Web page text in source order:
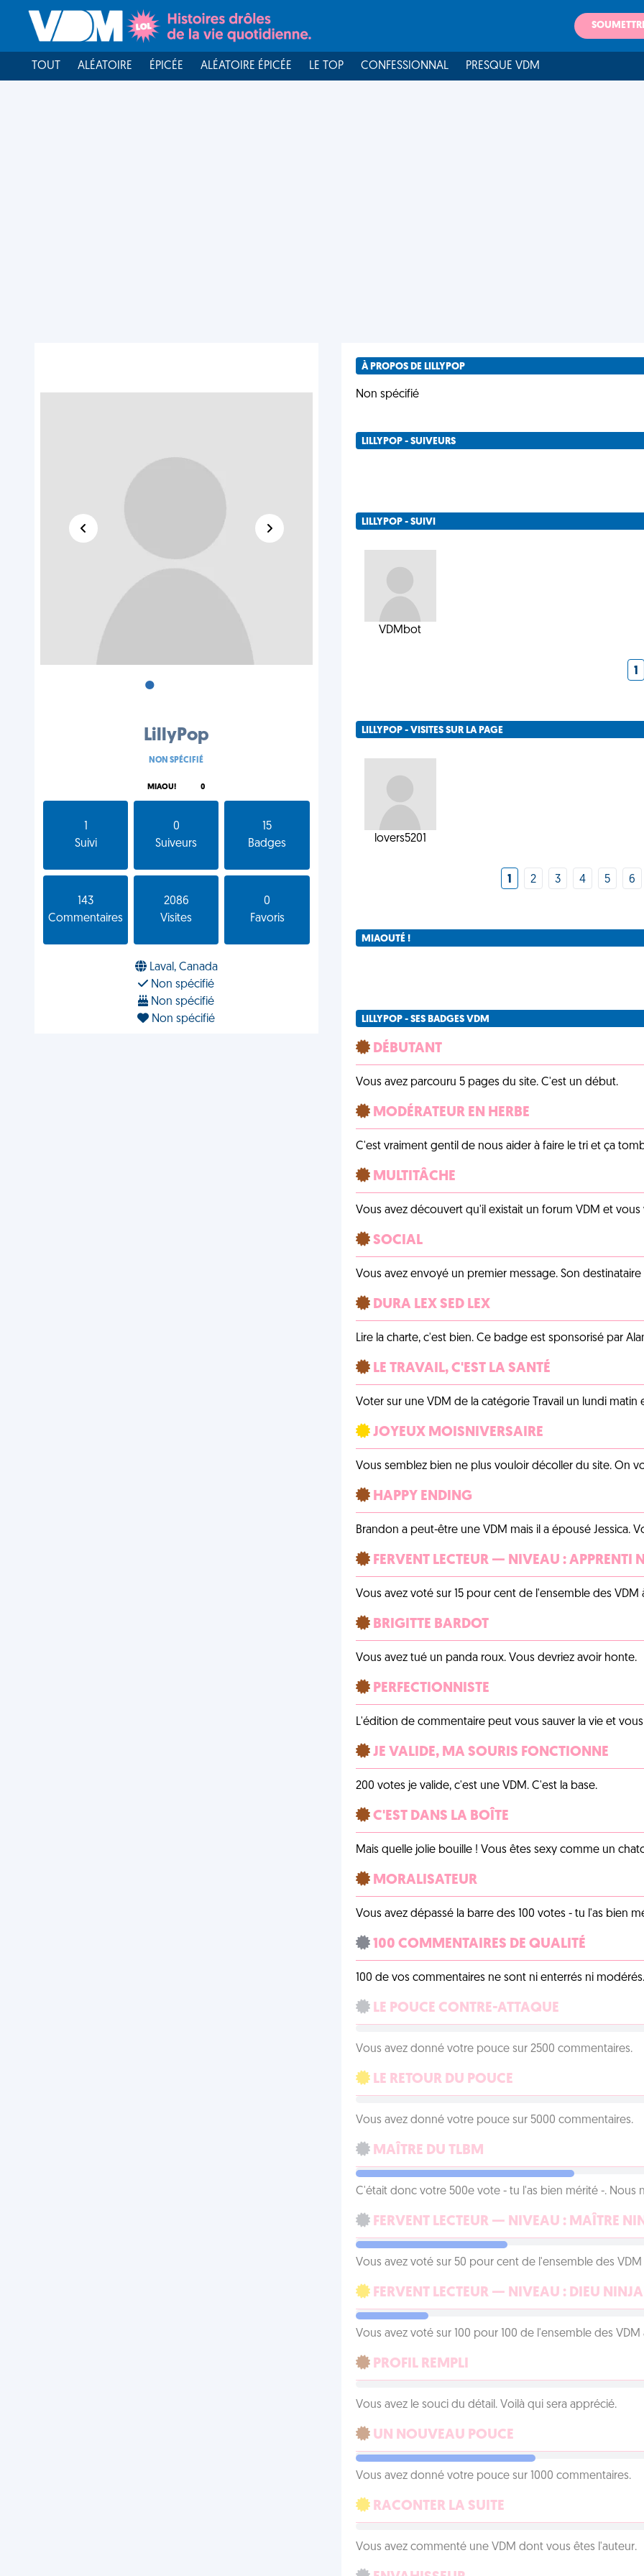
TOUT ALÉATOIRE ÉPICÉE ALÉATOIRE ÉPICÉE LE TOP CONFESSIONNAL PRESQUE VDM
•
LillyPop
NON SPÉCIFIÉ
MIAOU! 0
Suivi
0
Suiveurs
15
Badges
143
Commentaires
2086
Visites
0
Favoris
Laval, Canada
Non spécifié
Non spécifié
Non spécifié
À PROPOS DE LILLYPOP
Non spécifié
LILLYPOP - SUIVEURS
LILLYPOP - SUIVI
VDMbot
1
LILLYPOP - VISITES SUR LA PAGE
lovers5201
1 2 3 4 5 6
MIAOUTÉ !
LILLYPOP - SES BADGES VDM
DÉBUTANT
Vous avez parcouru 5 pages du site. C'est un début.
MODÉRATEUR EN HERBE
C'est vraiment gentil de nous aider à faire le tri et ça
MULTITÂCHE
Vous avez découvert qu'il existait un forum VDM et
SOCIAL
Vous avez envoyé un premier message. Son
DURA LEX SED LEX
Lire la charte, c'est bien. Ce badge est sponsorisé par
LE TRAVAIL, C'EST LA SANTÉ
Voter sur une VDM de la catégorie Travail un lundi matin
JOYEUX MOISNIVERSAIRE
Vous semblez bien ne plus vouloir décoller du site. On
HAPPY ENDING
Brandon a peut-être une VDM mais il a épousé Jessica.
FERVENT LECTEUR — NIVEAU : APPRENTI
Vous avez voté sur 15 pour cent de l'ensemble des VDM
BRIGITTE BARDOT
Vous avez tué un panda roux. Vous devriez avoir honte.
PERFECTIONNISTE
L'édition de commentaire peut vous sauver la vie et
JE VALIDE, MA SOURIS FONCTIONNE
200 votes je valide, c'est une VDM. C'est la base.
C'EST DANS LA BOÎTE
Mais quelle jolie bouille ! Vous êtes sexy comme un
MORALISATEUR
Vous avez dépassé la barre des 100 votes - tu l'as bien
100 COMMENTAIRES DE QUALITÉ
100 de vos commentaires ne sont ni enterrés ni
LE POUCE CONTRE-ATTAQUE
Vous avez donné votre pouce sur 2500 commentaires.
LE RETOUR DU POUCE
Vous avez donné votre pouce sur 5000 commentaires.
MAÎTRE DU TLBM
C'était donc votre 500e vote - tu l'as bien mérité -. Nous
FERVENT LECTEUR — NIVEAU : MAÎTRE
Vous avez voté sur 50 pour cent de l'ensemble des VDM
FERVENT LECTEUR — NIVEAU : DIEU NINJA
Vous avez voté sur 100 pour 100 de l'ensemble des VDM
PROFIL REMPLI
Vous avez le souci du détail. Voilà qui sera apprécié.
UN NOUVEAU POUCE
Vous avez donné votre pouce sur 1000 commentaires.
RACONTER LA SUITE
Vous avez commenté une VDM dont vous êtes l'auteur.